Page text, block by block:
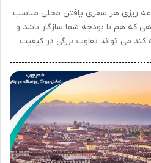
ریزی هر سفری یافتن محلی مناسب
که هم با بودجه شما سازگار باشد و
کند می تواند تفاوت بزرگی در کیفیت